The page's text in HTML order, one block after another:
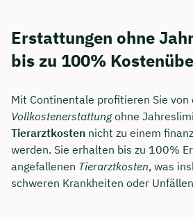
Erstattungen ohne
bis zu 100%
Mit Continentale profitieren Sie von
Vollkostenerstattungohne
Tierarztkosten nicht zu einem
werden. Sie erhalten bis zu 100%
angefallenen Tierarztkosten, was
schweren Krankheiten oder